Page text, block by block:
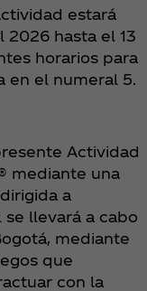
estará
2026 hasta el 13
horarios para
en el numeral 5.
Actividad
mediante una
a
llevará a cabo
mediante
que
con la